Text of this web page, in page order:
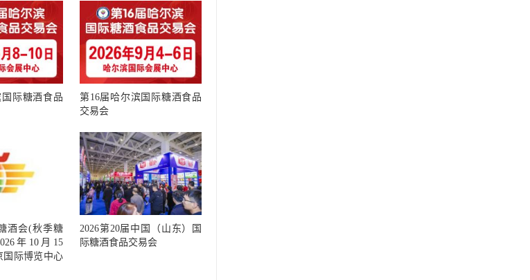
际糖酒食品
第16届哈尔滨国际糖酒食品
交易会
酒会(秋季糖
年10月15
国际博览中心
2026第20届中国（山东）国
际糖酒食品交易会